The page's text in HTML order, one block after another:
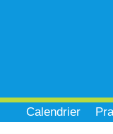
Calendrier